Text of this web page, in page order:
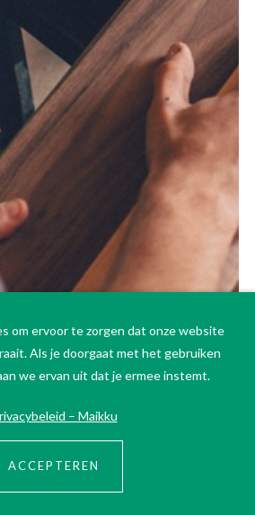
om ervoor te zorgen dat onze website
Als je doorgaat met het gebruiken
we ervan uit dat je ermee instemt.
– Maikku
ACCEPTEREN